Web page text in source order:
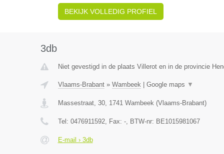
BEKIJK VOLLEDIG PROFIEL
3db
Niet gevestigd in de plaats Villerot en in de provincie
Vlaams-Brabant» Wambeek| Google maps ▼
Massestraat, 30, 1741 Wambeek(Vlaams-Brabant)
Tel: 0476911592, Fax: -, BTW-nr: BE1015981067
E-mail › 3db